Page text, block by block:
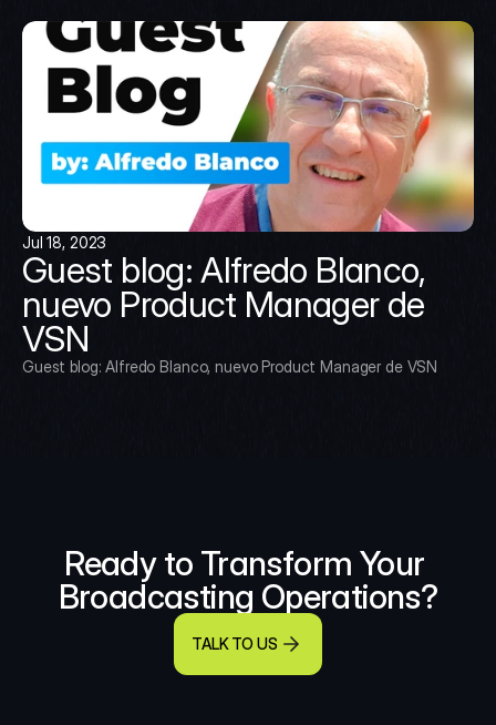
Jul 18, 2023
Guest blog: Alfredo Blanco,
nuevo Product Manager de
VSN
Guest blog: Alfredo Blanco, nuevo Product Manager de VSN
Ready to Transform Your
Broadcasting Operations?
TALK TO US